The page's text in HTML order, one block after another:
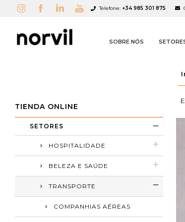
Telefone: +34 985 301 875
SOBRE NÓS
TIENDA ONLINE
SETORES
HOSPITALIDADE
BELEZA E SAÚDE
TRANSPORTE
COMPANHIAS AÉREAS